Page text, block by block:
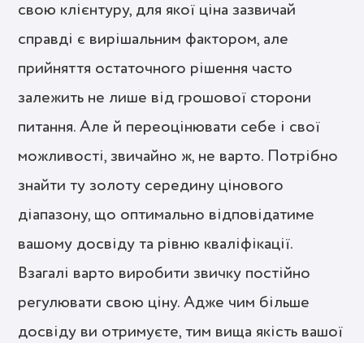
свою клієнтуру, для якої ціна зазвичай
справді є вирішальним фактором, але
прийняття остаточного рішення часто
залежить не лише від грошової сторони
питання. Але й переоцінювати себе і свої
можливості, звичайно ж, не варто. Потрібно
знайти ту золоту середину цінового
діапазону, що оптимально відповідатиме
вашому досвіду та рівню кваліфікації.
Взагалі варто виробити звичку постійно
регулювати свою ціну. Адже чим більше
досвіду ви отримуєте, тим вища якість вашої